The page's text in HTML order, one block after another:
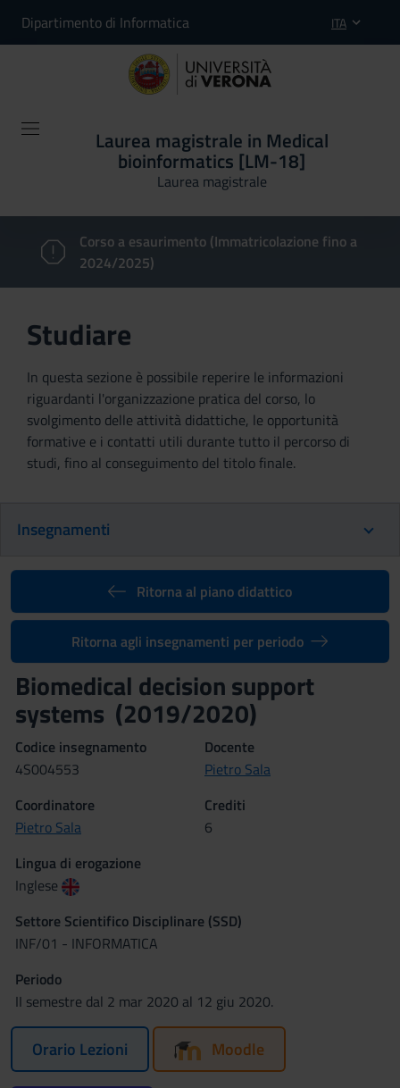
Dipartimento di Informatica ITA
Laurea magistrale in Medical
bioinformatics [LM-18]
Laurea magistrale
Corso a esaurimento (Immatricolazione fino a
2024/2025)
Studiare
In questa sezione è possibile reperire le informazioni
riguardanti l'organizzazione pratica del corso, lo
svolgimento delle attività didattiche, le opportunità
formative e i contatti utili durante tutto il percorso di
studi, fino al conseguimento del titolo finale.
Insegnamenti
Ritorna al piano didattico
Ritorna agli insegnamenti per periodo
Biomedical decision support
systems (2019/2020)
Codice insegnamento
4S004553
Docente
Pietro Sala
Coordinatore
Pietro Sala
Crediti
6
Lingua di erogazione
Inglese
Settore Scientifico Disciplinare (SSD)
INF/01 - INFORMATICA
Periodo
II semestre dal 2 mar 2020 al 12 giu 2020.
Orario Lezioni Moodle